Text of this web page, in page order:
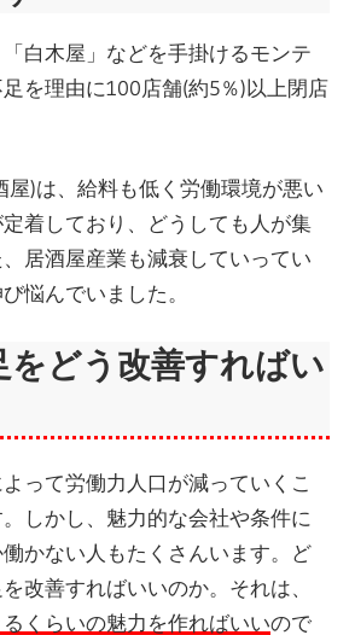
「白木屋」などを手掛けるモンテ
を理由に100店舗(約5％)以上閉店
屋)は、給料も低く労働環境が悪い
着しており、どうしても人が集
居酒屋産業も減衰していってい
悩んでいました。
どう改善すればい
って労働力人口が減っていくこ
しかし、魅力的な会社や条件に
かない人もたくさんいます。ど
改善すればいいのか。それは、
くらいの魅力を作ればいいので